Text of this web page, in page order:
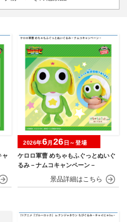
ャ
ケロロ軍曹 めちゃもふぐっとぬいぐ
るみ－ナムコキャンペーン－
2026年6月 26 日～登場